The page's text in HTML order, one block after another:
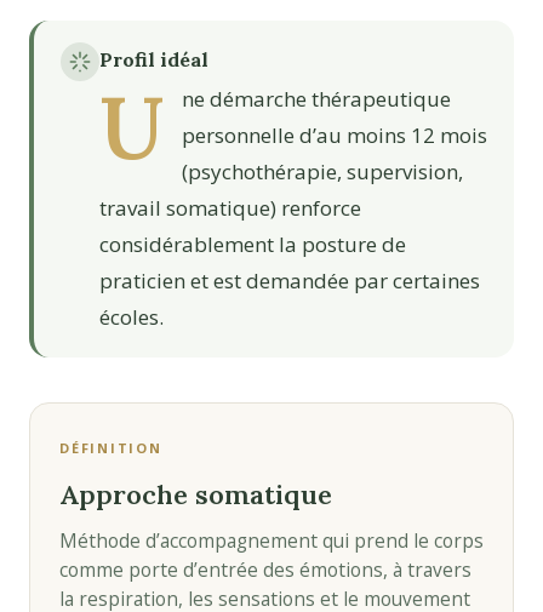
Profil idéal
U
ne démarche thérapeutique
personnelle d’au moins 12 mois
(psychothérapie, supervision,
travail somatique) renforce
considérablement la posture de
praticien et est demandée par certaines
écoles.
DÉFINITION
Approche somatique
Méthode d’accompagnement qui prend le corps
comme porte d’entrée des émotions, à travers
la respiration, les sensations et le mouvement